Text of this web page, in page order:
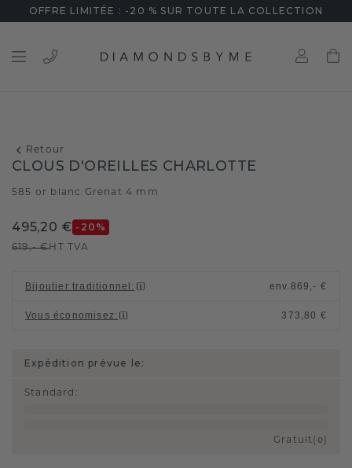
OFFRE LIMITÉE : -20 % SUR TOUTE LA COLLECTION
Retour
CLOUS D'OREILLES CHARLOTTE
585 or blanc Grenat 4 mm
495,20 € -20 %
619,- €HT TVA
Bijoutier traditionnel : env. 869,- €
Vous économisez: 373,80 €
Expédition prévue le:
Standard :
Gratuit(e)